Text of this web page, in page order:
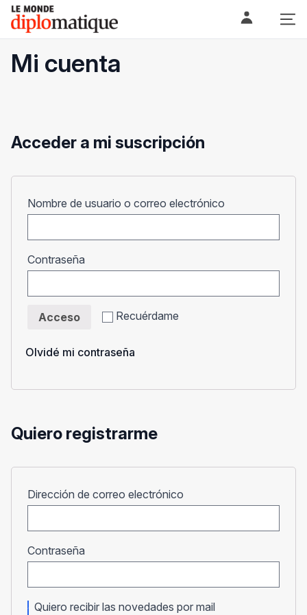
Skip
content
Le monde diplomatique
Mi cuenta
Acceder a mi suscripción
Nombre de usuario o correo electrónico
Contraseña
Recuérdame
Acceso
Olvidé mi contraseña
Quiero registrarme
Dirección de correo electrónico
Contraseña
Quiero recibir las novedades por mail